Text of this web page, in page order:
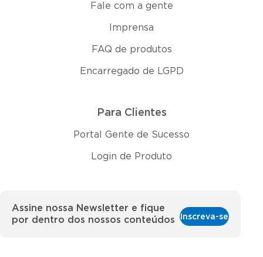
Fale com a gente
Imprensa
FAQ de produtos
Encarregado de LGPD
Para Clientes
Portal Gente de Sucesso
Login de Produto
Assine nossa Newsletter e fique
por dentro dos nossos conteúdos
Inscreva-se